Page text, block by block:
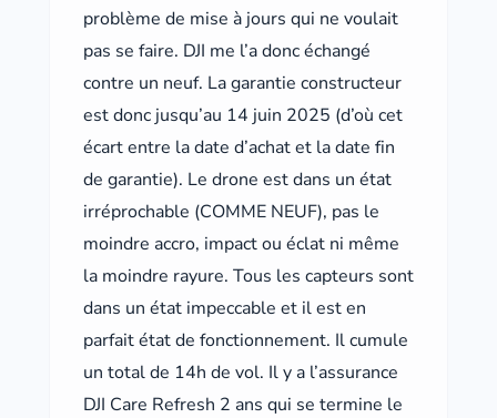
problème de mise à jours qui ne voulait
pas se faire. DJI me l’a donc échangé
contre un neuf. La garantie constructeur
est donc jusqu’au 14 juin 2025 (d’où cet
écart entre la date d’achat et la date fin
de garantie). Le drone est dans un état
irréprochable (COMME NEUF), pas le
moindre accro, impact ou éclat ni même
la moindre rayure. Tous les capteurs sont
dans un état impeccable et il est en
parfait état de fonctionnement. Il cumule
un total de 14h de vol. Il y a l’assurance
DJI Care Refresh 2 ans qui se termine le